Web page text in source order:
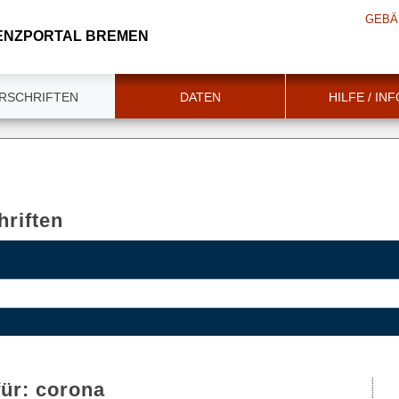
BREMEN
DATEN HILFE /
corona